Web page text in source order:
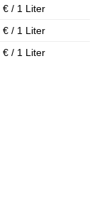
€ / 1 Liter
€ / 1 Liter
€ / 1 Liter